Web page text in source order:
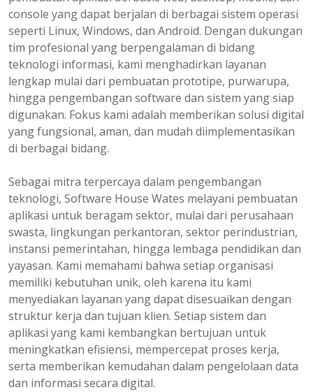
console yang dapat berjalan di berbagai sistem operasi
seperti Linux, Windows, dan Android. Dengan dukungan
tim profesional yang berpengalaman di bidang
teknologi informasi, kami menghadirkan layanan
lengkap mulai dari pembuatan prototipe, purwarupa,
hingga pengembangan software dan sistem yang siap
digunakan. Fokus kami adalah memberikan solusi digital
yang fungsional, aman, dan mudah diimplementasikan
di berbagai bidang.
Sebagai mitra terpercaya dalam pengembangan
teknologi, Software House Wates melayani pembuatan
aplikasi untuk beragam sektor, mulai dari perusahaan
swasta, lingkungan perkantoran, sektor perindustrian,
instansi pemerintahan, hingga lembaga pendidikan dan
yayasan. Kami memahami bahwa setiap organisasi
memiliki kebutuhan unik, oleh karena itu kami
menyediakan layanan yang dapat disesuaikan dengan
struktur kerja dan tujuan klien. Setiap sistem dan
aplikasi yang kami kembangkan bertujuan untuk
meningkatkan efisiensi, mempercepat proses kerja,
serta memberikan kemudahan dalam pengelolaan data
dan informasi secara digital.